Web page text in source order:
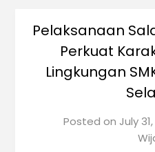
Pelaksanaan
Perkuat
Lingkungan
Posted on July